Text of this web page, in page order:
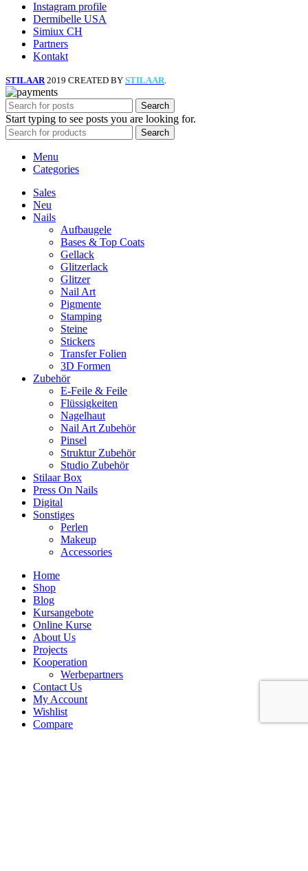
Instagram profile
Dermibelle USA
Simiux CH
Partners
Kontakt
STILAAR 2019 CREATED BY STILAAR.
Search
Start typing to see posts you are looking for.
Search
Menu
Categories
Sales
Neu
Nails
Aufbaugele
Bases & Top Coats
Gellack
Glitzerlack
Glitzer
Nail Art
Pigmente
Stamping
Steine
Stickers
Transfer Folien
3D Formen
Zubehör
E-Feile & Feile
Flüssigkeiten
Nagelhaut
Nail Art Zubehör
Pinsel
Struktur Zubehör
Studio Zubehör
Stilaar Box
Press On Nails
Digital
Sonstiges
Perlen
Makeup
Accessories
Home
Shop
Blog
Kursangebote
Online Kurse
About Us
Projects
Kooperation
Werbepartners
Contact Us
My Account
Wishlist
Compare